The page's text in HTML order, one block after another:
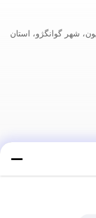
بایون، شهر گوانگژو، استان